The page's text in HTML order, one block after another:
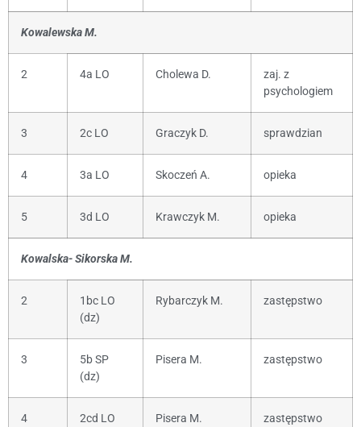
Kowalewska M.
2 4a LO Cholewa D.
zaj. z
psychologiem
3 2c LO Graczyk D. sprawdzian
4 3a LO Skoczeń A. opieka
5 3d LO Krawczyk M. opieka
Kowalska- Sikorska M.
2
1bc LO
(dz)
Rybarczyk M. zastępstwo
3
5b SP
(dz)
Pisera M. zastępstwo
4
2cd LO
Pisera M. zastępstwo